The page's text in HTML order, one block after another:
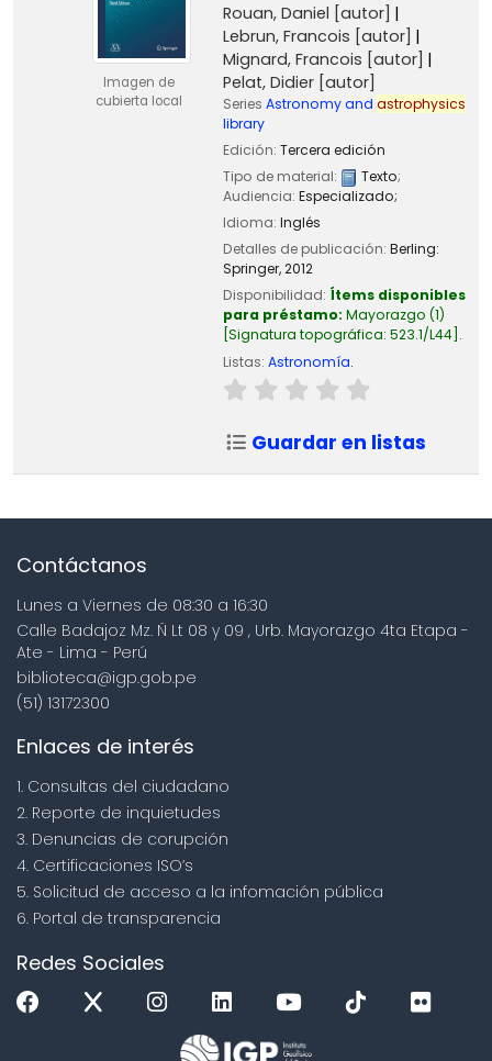
Imagen de
cubierta local
Rouan, Daniel [autor]
Lebrun, Francois [autor]
Mignard, Francois [autor]
Pelat, Didier[autor]
Series Astronomy and astrophysics
library
Edición: Tercera edición
Tipo de material:
Texto;
Audiencia: Especializado;
Idioma: Inglés
Detalles de publicación: Berling:
Springer,2012
Disponibilidad: Ítems disponibles
para préstamo: Mayorazgo (1)
Signatura topográfica: 523.1/L44 .
Listas: Astronomía.
Guardar en listas
Contáctanos
Lunes a Viernes de 08:30 a 16:30
Calle Badajoz Mz. Ñ Lt 08 y 09 , Urb. Mayorazgo 4ta Etapa -
Ate - Lima - Perú
biblioteca@igp.gob.pe
(51) 13172300
Enlaces de interés
1. Consultas del ciudadano
2. Reporte de inquietudes
3. Denuncias de corupción
4. Certificaciones ISO’s
5. Solicitud de acceso a la infomación pública
6. Portal de transparencia
Redes Sociales